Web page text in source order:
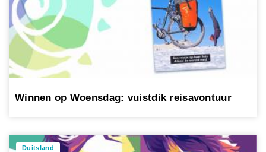
Winnen op Woensdag: vuistdik reisavontuur
Duitsland